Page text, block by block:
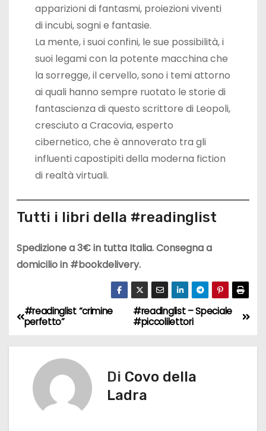
apparizioni di fantasmi, proiezioni viventi
di incubi, sogni e fantasie.
La mente, i suoi confini, le sue possibilità, i
suoi legami con la potente macchina che
la sorregge, il cervello, sono i temi attorno
ai quali hanno sempre ruotato le storie di
fantascienza di questo scrittore di Leopoli,
cresciuto a Cracovia, esperto
cibernetico, che è annoverato tra gli
influenti capostipiti della moderna fiction
di realtà virtuali.
Tutti i libri della #readinglist
Spedizione a 3€ in tutta Italia. Consegna a
domicilio in #bookdelivery.
N
a
#readinglist – Speciale
#piccolilettori
#readinglist “crimine
perfetto”
Di Covo della
Ladra